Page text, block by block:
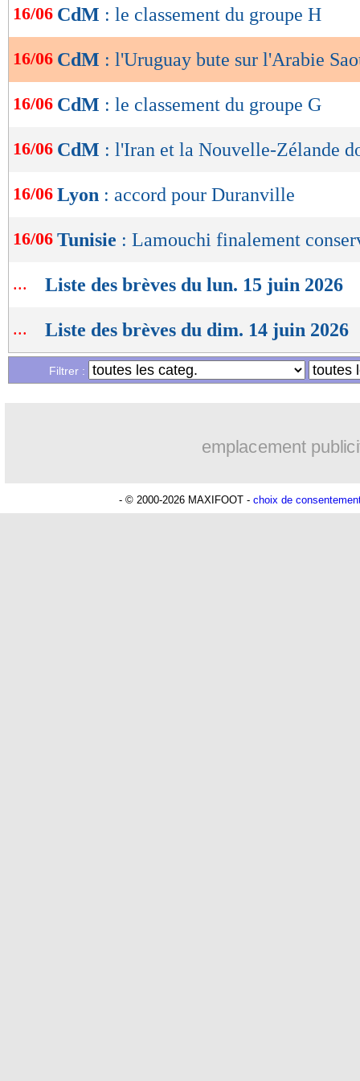
PASSES
322(73 %)
TIRS(cadrés)
7(3)
VIDEO : le résumé de Arabie
de
lecture
OK
16/06 CdM : le classement du groupe H
16/06 CdM : l'Uruguay bute sur l'Arabie
16/06 CdM : le classement du groupe G
16/06 CdM : l'Iran et la Nouvelle-Zélande
16/06 Lyon : accord pour Duranville
16/06 Tunisie : Lamouchi finalement
... Liste des brèves du lun. 15 juin 2026
... Liste des brèves du dim. 14 juin 2026
Filtrer :
emplacement
- © 2000-2026 MAXIFOOT - choix de